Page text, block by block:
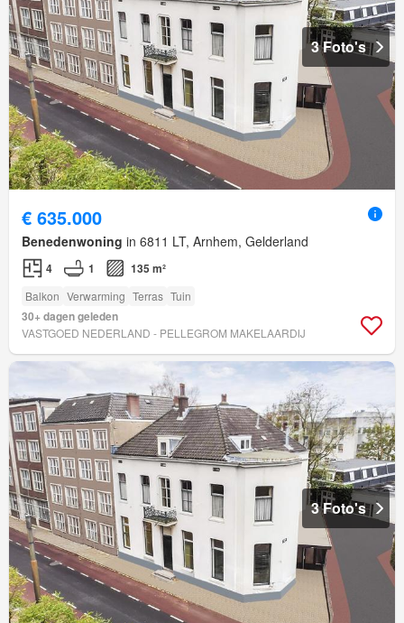
3 Foto's
€ 635.000
Benedenwoning in 6811 LT, Arnhem, Gelderland
4 1 135 m²
Balkon Verwarming Terras Tuin
30+ dagen geleden
VASTGOED NEDERLAND - PELLEGROM MAKELAARDIJ
3 Foto's